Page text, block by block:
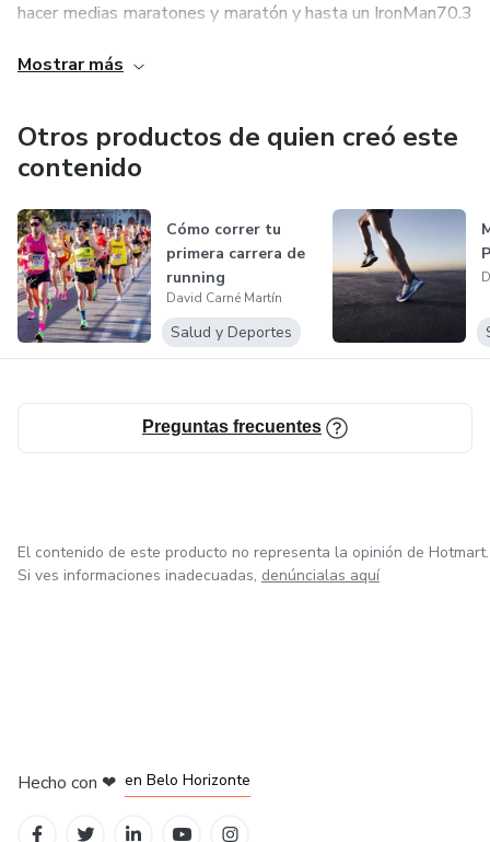
hacer medias maratones y maratón y hasta un IronMan70.3
Y el entrenamiento de fuerza me ha sido fundamental en
ti también a lograr tus objetivos.
Mostrar más
Otros productos de quien creó este
contenido
Cómo correr tu
primera carrera de
running
David Carné Martín
Salud y Deportes
Preguntas frecuentes
El contenido de este producto no representa la opinión de Hotmart.
Si ves informaciones inadecuadas, denúncialas aquí
Hecho con ❤ en Belo Horizonte